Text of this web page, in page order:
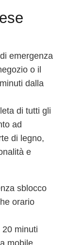
emergenza
o il
dalla
di tutti gli
ad
di legno,
e
sblocco
orario
minuti